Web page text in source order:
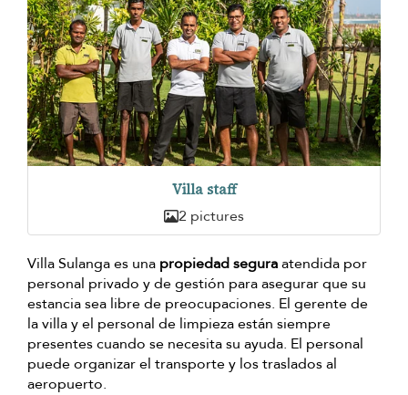
Villa staff
2 pictures
Villa Sulanga es una propiedad seguraatendida por
personal privado y de gestión para asegurar que su
estancia sea libre de preocupaciones. El gerente de
la villa y el personal de limpieza están siempre
presentes cuando se necesita su ayuda. El personal
puede organizar el transporte y los traslados al
aeropuerto.